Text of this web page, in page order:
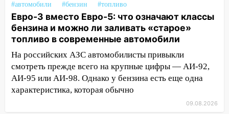
13:54 В мэрии Ульяновска рассказали,
как устраняют последствия мощного
шторма
13:49
Стихия продолжает крушить
Ульяновск: дерево рухнуло на дом на
Орджоникидзе
13:47 На Нижней Террасе мощным
#автомобили
#бензин #топливо
Евро-3 вместо Евро-5: что означают классы
бензина и можно ли заливать «старое»
топливо в современные автомобили
На российских АЗС автомобилисты привыкли
смотреть прежде всего на крупные цифры — АИ-92,
АИ-95 или АИ-98. Однако у бензина есть еще одна
характеристика, которая обычно
09.08.2026